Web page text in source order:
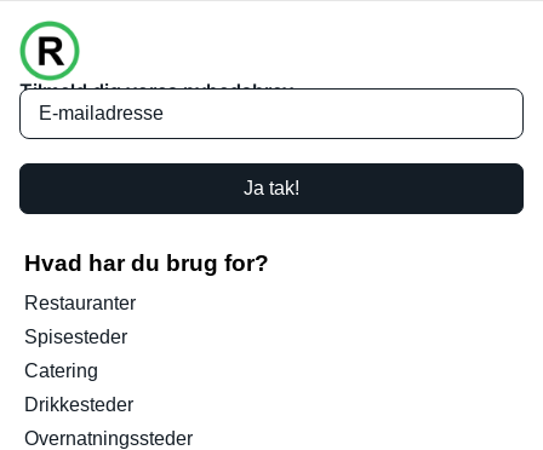
Tilmeld dig vores nyhedsbrev
Ja tak!
Hvad har du brug for?
Restauranter
Spisesteder
Catering
Drikkesteder
Overnatningssteder